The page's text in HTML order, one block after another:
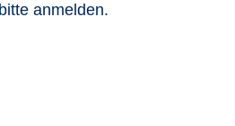
anmelden.